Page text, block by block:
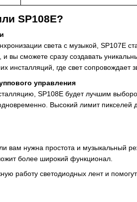
SP108E?
света с музыкой, SP107E
вы сможете сразу создавать
где свет сопровождает
управления
SP108E будет лучшим
Высокий лимит
вам нужна простота и музыкальный
более широкий функционал.
работу светодиодных лент и